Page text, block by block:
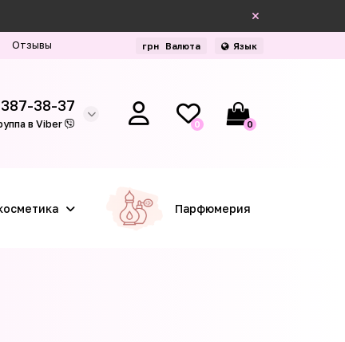
Отзывы грн Валюта Язык
38-37
в Viber 0 0
Парфюмерия